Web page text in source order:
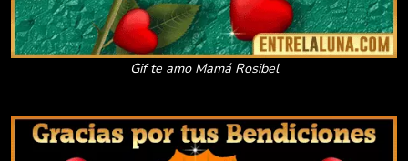
Gif te amo Mamá Rosibel